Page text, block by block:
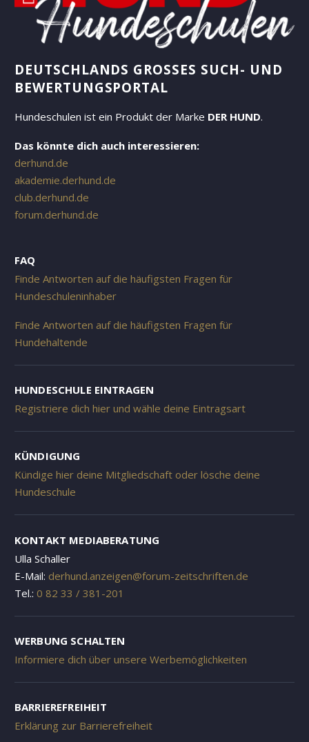
DEUTSCHLANDS GROSSES SUCH- UND B
EWERTUNGSPORTAL
Hundeschulen ist ein Produkt der Marke DER HUND.
Das könnte dich auch interessieren:
derhund.de
akademie.derhund.de
club.derhund.de
forum.derhund.de
FAQ
Finde Antworten auf die häufigsten Fragen für
Hundeschuleninhaber
Finde Antworten auf die häufigsten Fragen für
Hundehaltende
HUNDESCHULE EINTRAGEN
Registriere dich hier und wähle deine Eintragsart
KÜNDIGUNG
Kündige hier deine Mitgliedschaft oder lösche deine
Hundeschule
KONTAKT MEDIABERATUNG
Ulla Schaller
E-Mail: derhund.anzeigen@forum-zeitschriften.de
Tel.: 0 82 33 / 381-201
WERBUNG SCHALTEN
Informiere dich über unsere Werbemöglichkeiten
BARRIEREFREIHEIT
Erklärung zur Barrierefreiheit